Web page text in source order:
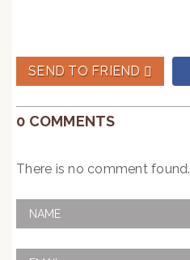
SEND TO FRIEND
0 COMMENTS
There is no comment found.